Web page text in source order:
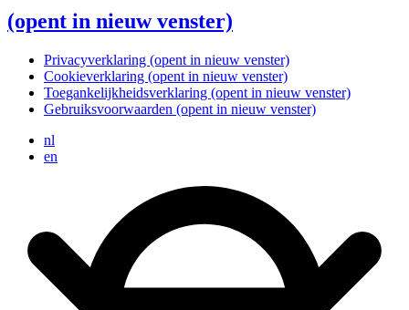
(opent in nieuw venster)
Privacyverklaring (opent in nieuw venster)
Cookieverklaring (opent in nieuw venster)
Toegankelijkheidsverklaring (opent in nieuw venster)
Gebruiksvoorwaarden (opent in nieuw venster)
nl
en